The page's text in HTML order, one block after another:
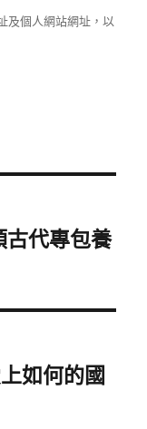
及個人網站網址，以
古代專包養
如何的國